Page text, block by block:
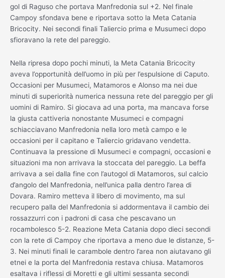
gol di Raguso che portava Manfredonia sul +2. Nel finale
Campoy sfondava bene e riportava sotto la Meta Catania
Bricocity. Nei secondi finali Taliercio prima e Musumeci dopo
sfioravano la rete del pareggio.
Nella ripresa dopo pochi minuti, la Meta Catania Bricocity
aveva l’opportunità dell’uomo in più per l’espulsione di Caputo.
Occasioni per Musumeci, Matamoros e Alonso ma nei due
minuti di superiorità numerica nessuna rete del pareggio per gli
uomini di Ramiro. Si giocava ad una porta, ma mancava forse
la giusta cattiveria nonostante Musumeci e compagni
schiacciavano Manfredonia nella loro metà campo e le
occasioni per il capitano e Taliercio gridavano vendetta.
Continuava la pressione di Musumeci e compagni, occasioni e
situazioni ma non arrivava la stoccata del pareggio. La beffa
arrivava a sei dalla fine con l’autogol di Matamoros, sul calcio
d’angolo del Manfredonia, nell’unica palla dentro l’area di
Dovara. Ramiro metteva il libero di movimento, ma sul
recupero palla del Manfredonia si addormentava il cambio dei
rossazzurri con i padroni di casa che pescavano un
rocambolesco 5-2. Reazione Meta Catania dopo dieci secondi
con la rete di Campoy che riportava a meno due le distanze, 5-
3. Nei minuti finali le carambole dentro l’area non aiutavano gli
etnei e la porta del Manfredonia restava chiusa. Matamoros
esaltava i riflessi di Moretti e gli ultimi sessanta secondi